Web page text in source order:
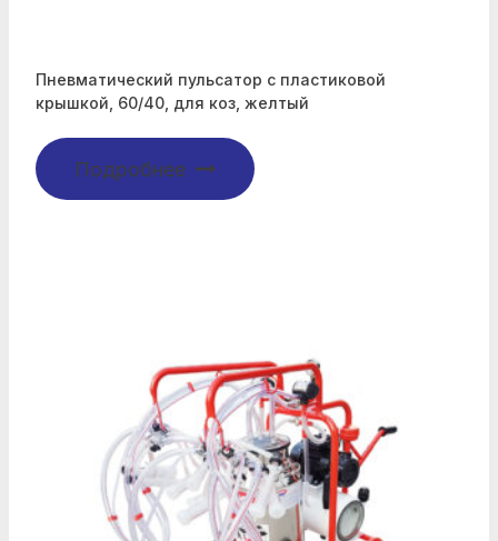
Пневматический пульсатор с пластиковой
крышкой, 60/40, для коз, желтый
Подробнее